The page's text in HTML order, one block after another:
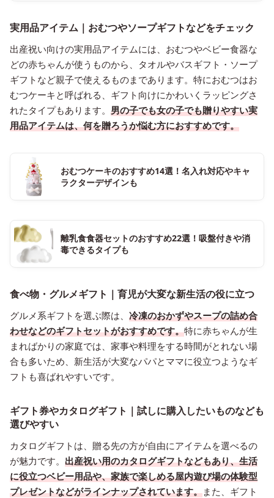
実用品アイテム｜おむつやソープギフトなどをチェック
出産祝い向けの実用品アイテムには、おむつやベビー食器な
どの赤ちゃんが使うものから、タオルやバスギフト・ソープ
ギフトなど親子で使えるものまであります。特におむつはお
むつケーキと呼ばれる、ギフト向けにかわいくラッピングさ
れたタイプもあります。 男の子でも女の子でも贈りやすい実
用品アイテムは、何を贈ろうか悩む方におすすめです。
おむつケーキのおすすめ14選！名入れ対応やキャ
ラクターデザインも
離乳食食器セットのおすすめ22選！吸盤付きや消
毒できるタイプも
食べ物・グルメギフト｜育児が大変な新生活の役に立つ
グルメ系ギフトを選ぶ際は、 冷凍のおかずやスープの詰め合
わせなどのギフトセットがおすすめです。特に赤ちゃんが生
まればかりの家庭では、家事や料理をする時間がとれない場
合も多いため、新生活が大変なパパとママに役立つようなギ
フトも喜ばれやすいです。
ギフト券やカタログギフト｜試しに購入したいものなども
選びやすい
カタログギフトは、贈る先の方が自由にアイテムを選べるの
が魅力です。 出産祝い用のカタログギフトなどもあり、生活
に役立つベビー用品や、家族で楽しめる屋内遊び場の体験型
プレゼントなどがラインナップされています。また、ギフト